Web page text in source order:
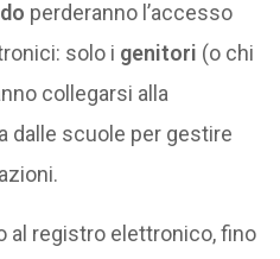
perderanno l’accesso
solo i genitori (o chi
collegarsi alla
dalle scuole per gestire
al registro elettronico, fino